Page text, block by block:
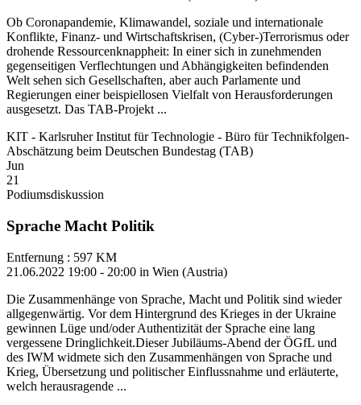
Ob Coronapandemie, Klimawandel, soziale und internationale
Konflikte, Finanz- und Wirtschaftskrisen, (Cyber-)Terrorismus oder
drohende Ressourcenknappheit: In einer sich in zunehmenden
gegenseitigen Verflechtungen und Abhängigkeiten befindenden
Welt sehen sich Gesellschaften, aber auch Parlamente und
Regierungen einer beispiellosen Vielfalt von Herausforderungen
ausgesetzt. Das TAB-Projekt ...
KIT - Karlsruher Institut für Technologie - Büro für Technikfolgen-
Abschätzung beim Deutschen Bundestag (TAB)
Jun
21
Podiumsdiskussion
Sprache Macht Politik
Entfernung : 597 KM
21.06.2022 19:00 - 20:00 in Wien (Austria)
Die Zusammenhänge von Sprache, Macht und Politik sind wieder
allgegenwärtig. Vor dem Hintergrund des Krieges in der Ukraine
gewinnen Lüge und/oder Authentizität der Sprache eine lang
vergessene Dringlichkeit.Dieser Jubiläums-Abend der ÖGfL und
des IWM widmete sich den Zusammenhängen von Sprache und
Krieg, Übersetzung und politischer Einflussnahme und erläuterte,
welch herausragende ...